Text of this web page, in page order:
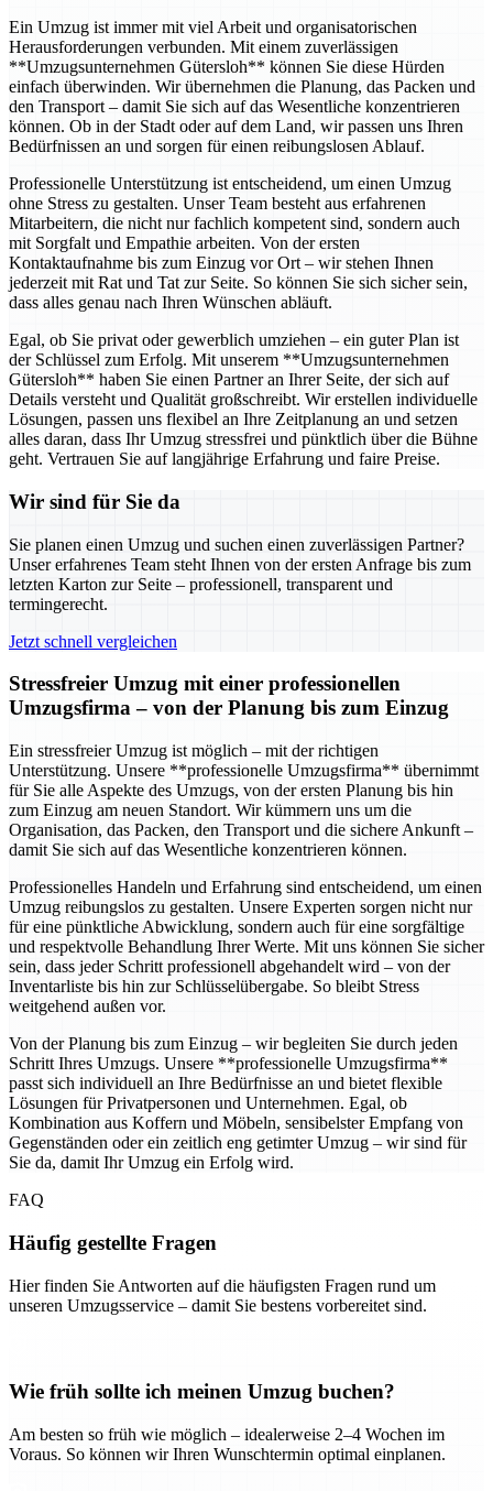
Ein Umzug ist immer mit viel Arbeit und organisatorischen
Herausforderungen verbunden. Mit einem zuverlässigen
**Umzugsunternehmen Gütersloh** können Sie diese Hürden
einfach überwinden. Wir übernehmen die Planung, das Packen und
den Transport – damit Sie sich auf das Wesentliche konzentrieren
können. Ob in der Stadt oder auf dem Land, wir passen uns Ihren
Bedürfnissen an und sorgen für einen reibungslosen Ablauf.
Professionelle Unterstützung ist entscheidend, um einen Umzug
ohne Stress zu gestalten. Unser Team besteht aus erfahrenen
Mitarbeitern, die nicht nur fachlich kompetent sind, sondern auch
mit Sorgfalt und Empathie arbeiten. Von der ersten
Kontaktaufnahme bis zum Einzug vor Ort – wir stehen Ihnen
jederzeit mit Rat und Tat zur Seite. So können Sie sich sicher sein,
dass alles genau nach Ihren Wünschen abläuft.
Egal, ob Sie privat oder gewerblich umziehen – ein guter Plan ist
der Schlüssel zum Erfolg. Mit unserem **Umzugsunternehmen
Gütersloh** haben Sie einen Partner an Ihrer Seite, der sich auf
Details versteht und Qualität großschreibt. Wir erstellen individuelle
Lösungen, passen uns flexibel an Ihre Zeitplanung an und setzen
alles daran, dass Ihr Umzug stressfrei und pünktlich über die Bühne
geht. Vertrauen Sie auf langjährige Erfahrung und faire Preise.
Wir sind für Sie da
Sie planen einen Umzug und suchen einen zuverlässigen Partner?
Unser erfahrenes Team steht Ihnen von der ersten Anfrage bis zum
letzten Karton zur Seite – professionell, transparent und
termingerecht.
Jetzt schnell vergleichen
Stressfreier Umzug mit einer professionellen
Umzugsfirma – von der Planung bis zum Einzug
Ein stressfreier Umzug ist möglich – mit der richtigen
Unterstützung. Unsere **professionelle Umzugsfirma** übernimmt
für Sie alle Aspekte des Umzugs, von der ersten Planung bis hin
zum Einzug am neuen Standort. Wir kümmern uns um die
Organisation, das Packen, den Transport und die sichere Ankunft –
damit Sie sich auf das Wesentliche konzentrieren können.
Professionelles Handeln und Erfahrung sind entscheidend, um einen
Umzug reibungslos zu gestalten. Unsere Experten sorgen nicht nur
für eine pünktliche Abwicklung, sondern auch für eine sorgfältige
und respektvolle Behandlung Ihrer Werte. Mit uns können Sie sicher
sein, dass jeder Schritt professionell abgehandelt wird – von der
Inventarliste bis hin zur Schlüsselübergabe. So bleibt Stress
weitgehend außen vor.
Von der Planung bis zum Einzug – wir begleiten Sie durch jeden
Schritt Ihres Umzugs. Unsere **professionelle Umzugsfirma**
passt sich individuell an Ihre Bedürfnisse an und bietet flexible
Lösungen für Privatpersonen und Unternehmen. Egal, ob
Kombination aus Koffern und Möbeln, sensibelster Empfang von
Gegenständen oder ein zeitlich eng getimter Umzug – wir sind für
Sie da, damit Ihr Umzug ein Erfolg wird.
FAQ
Häufig gestellte Fragen
Hier finden Sie Antworten auf die häufigsten Fragen rund um
unseren Umzugsservice – damit Sie bestens vorbereitet sind.
Wie früh sollte ich meinen Umzug buchen?
Am besten so früh wie möglich – idealerweise 2–4 Wochen im
Voraus. So können wir Ihren Wunschtermin optimal einplanen.